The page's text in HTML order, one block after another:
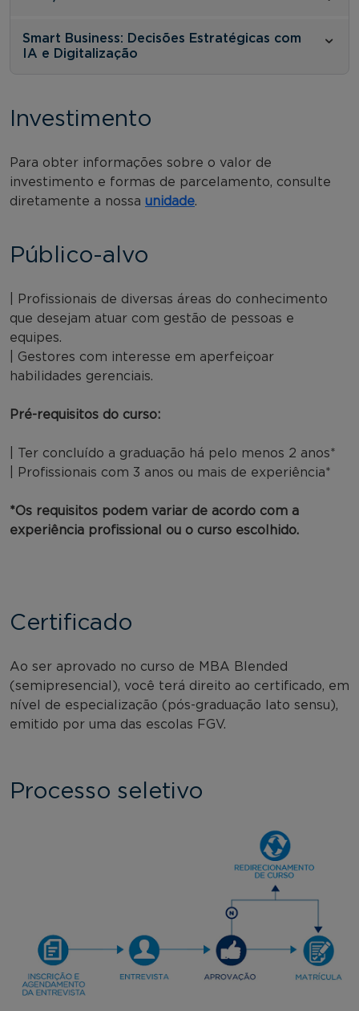
Smart Business: Decisões Estratégicas com
IA e Digitalização
Investimento
Para obter informações sobre o valor de
investimento e formas de parcelamento, consulte
diretamente a nossa unidade.
Público-alvo
| Profissionais de diversas áreas do conhecimento
que desejam atuar com gestão de pessoas e
equipes.
| Gestores com interesse em aperfeiçoar
habilidades gerenciais.
Pré-requisitos do curso:
| Ter concluído a graduação há pelo menos 2 anos*
| Profissionais com 3 anos ou mais de experiência*
*Os requisitos podem variar de acordo com a
experiência profissional ou o curso escolhido.
Certificado
Ao ser aprovado no curso de MBA Blended
(semipresencial), você terá direito ao certificado, em
nível de especialização (pós-graduação lato sensu),
emitido por uma das escolas FGV.
Processo seletivo